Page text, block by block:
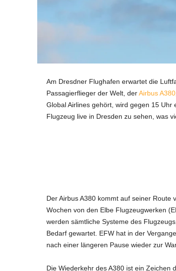
Am Dresdner Flughafen erwartet die
Passagierflieger der Welt, derAirbus A380
Global Airlines gehört, wird gegen 15
Flugzeug live in Dresden zu sehen, was
Der Airbus A380 kommt auf seiner Route
Wochen von den Elbe Flugzeugwerken
werden sämtliche Systeme des
Bedarf gewartet. EFW hat in der
nach einer längeren Pause wieder zur
Die Wiederkehr des A380 ist ein Zeichen